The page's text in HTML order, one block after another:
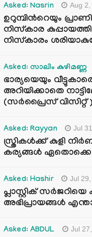
Asked: Nasrin Aug 2,
ഉറുമ്പിന്‍റെയും
നിസ്കാര
നിസ്കാരം
Asked: സാലിം കുഴിമണ്ണ
ഭാര്യയെയും
അറിയിക്കാതെ
(സർപ്രൈസ് വിസിറ്റ്
Asked: Rayyan Jul
സ്ത്രികൾക്ക് കുളി
കര്യങ്ങൾ
Asked: Hashir Jul
പ്ലാസ്റ്റിക് സർജറിയെ
അഭിപ്രായങ്ങൾ
Asked: ABDUL Jul